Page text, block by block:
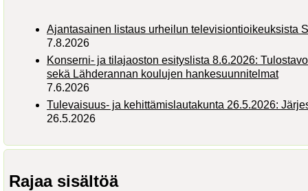
Ajantasainen listaus urheilun televisiontioikeuksista
7.8.2026
Konserni- ja tilajaoston esityslista 8.6.2026:
sekä Lähderannan koulujen hankesuunnitelmat
7.6.2026
Tulevaisuus- ja kehittämislautakunta 26.5.2026:
26.5.2026
Rajaa sisältöä